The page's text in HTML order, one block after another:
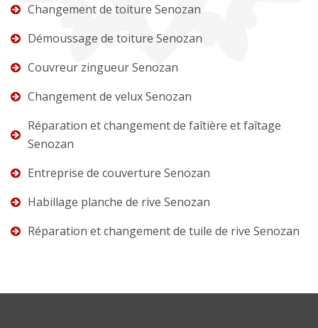
Changement de toiture Senozan
Démoussage de toiture Senozan
Couvreur zingueur Senozan
Changement de velux Senozan
Réparation et changement de faîtière et faîtage
Senozan
Entreprise de couverture Senozan
Habillage planche de rive Senozan
Réparation et changement de tuile de rive Senozan